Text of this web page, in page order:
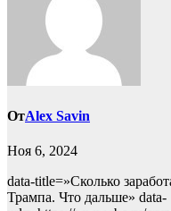
ОтAlex Savin
Ноя 6, 2024
data-title=»Сколько
Трампа. Что дальше» data-